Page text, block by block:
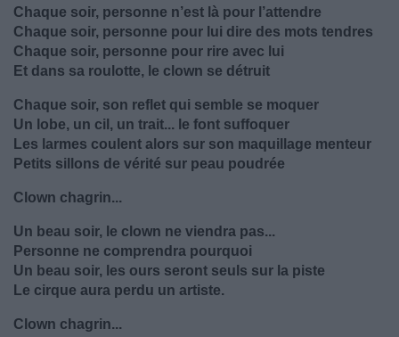
Chaque soir, personne n’est là pour l’attendre
Chaque soir, personne pour lui dire des mots tendres
Chaque soir, personne pour rire avec lui
Et dans sa roulotte, le clown se détruit
Chaque soir, son reflet qui semble se moquer
Un lobe, un cil, un trait... le font suffoquer
Les larmes coulent alors sur son maquillage menteur
Petits sillons de vérité sur peau poudrée
Clown chagrin...
Un beau soir, le clown ne viendra pas...
Personne ne comprendra pourquoi
Un beau soir, les ours seront seuls sur la piste
Le cirque aura perdu un artiste.
Clown chagrin...